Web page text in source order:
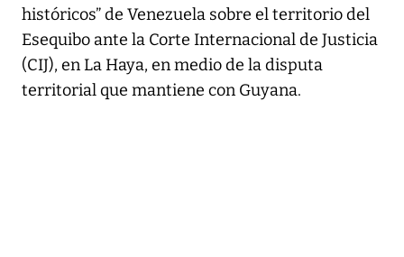
históricos” de Venezuela sobre el territorio del
Esequibo ante la Corte Internacional de Justicia
(CIJ), en La Haya, en medio de la disputa
territorial que mantiene con Guyana.